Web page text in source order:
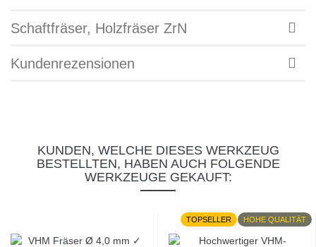
Schaftfräser, Holzfräser ZrN
Kundenrezensionen
KUNDEN, WELCHE DIESES WERKZEUG
BESTELLTEN, HABEN AUCH FOLGENDE
WERKZEUGE GEKAUFT:
TOPSELLER HOHE QUALITÄT